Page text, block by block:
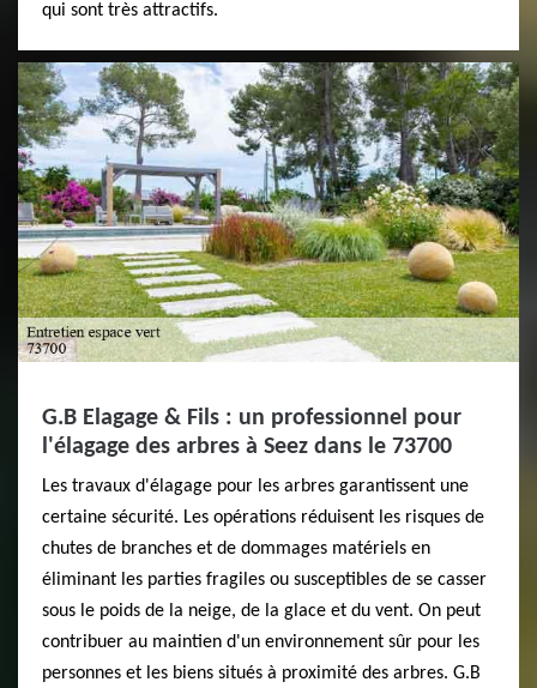
qui sont très attractifs.
G.B Elagage & Fils : un professionnel pour
l'élagage des arbres à Seez dans le 73700
Les travaux d'élagage pour les arbres garantissent une
certaine sécurité. Les opérations réduisent les risques de
chutes de branches et de dommages matériels en
éliminant les parties fragiles ou susceptibles de se casser
sous le poids de la neige, de la glace et du vent. On peut
contribuer au maintien d'un environnement sûr pour les
personnes et les biens situés à proximité des arbres. G.B